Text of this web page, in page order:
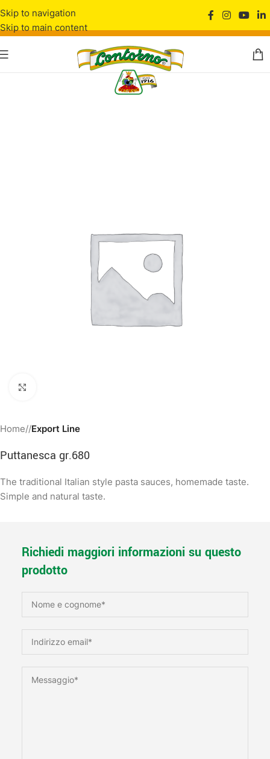
Skip to navigation
Skip to main content
Home/ Export Line
Puttanesca gr.680
The traditional Italian style pasta sauces, homemade taste.
Simple and natural taste.
Richiedi maggiori informazioni su questo
prodotto